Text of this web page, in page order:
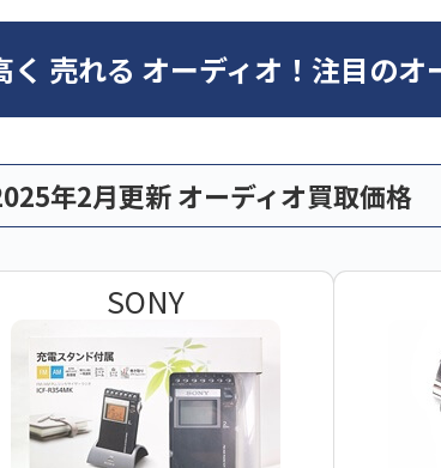
く 売れる オーディオ！注目のオ
年2月更新 オーディオ買取価格
SONY